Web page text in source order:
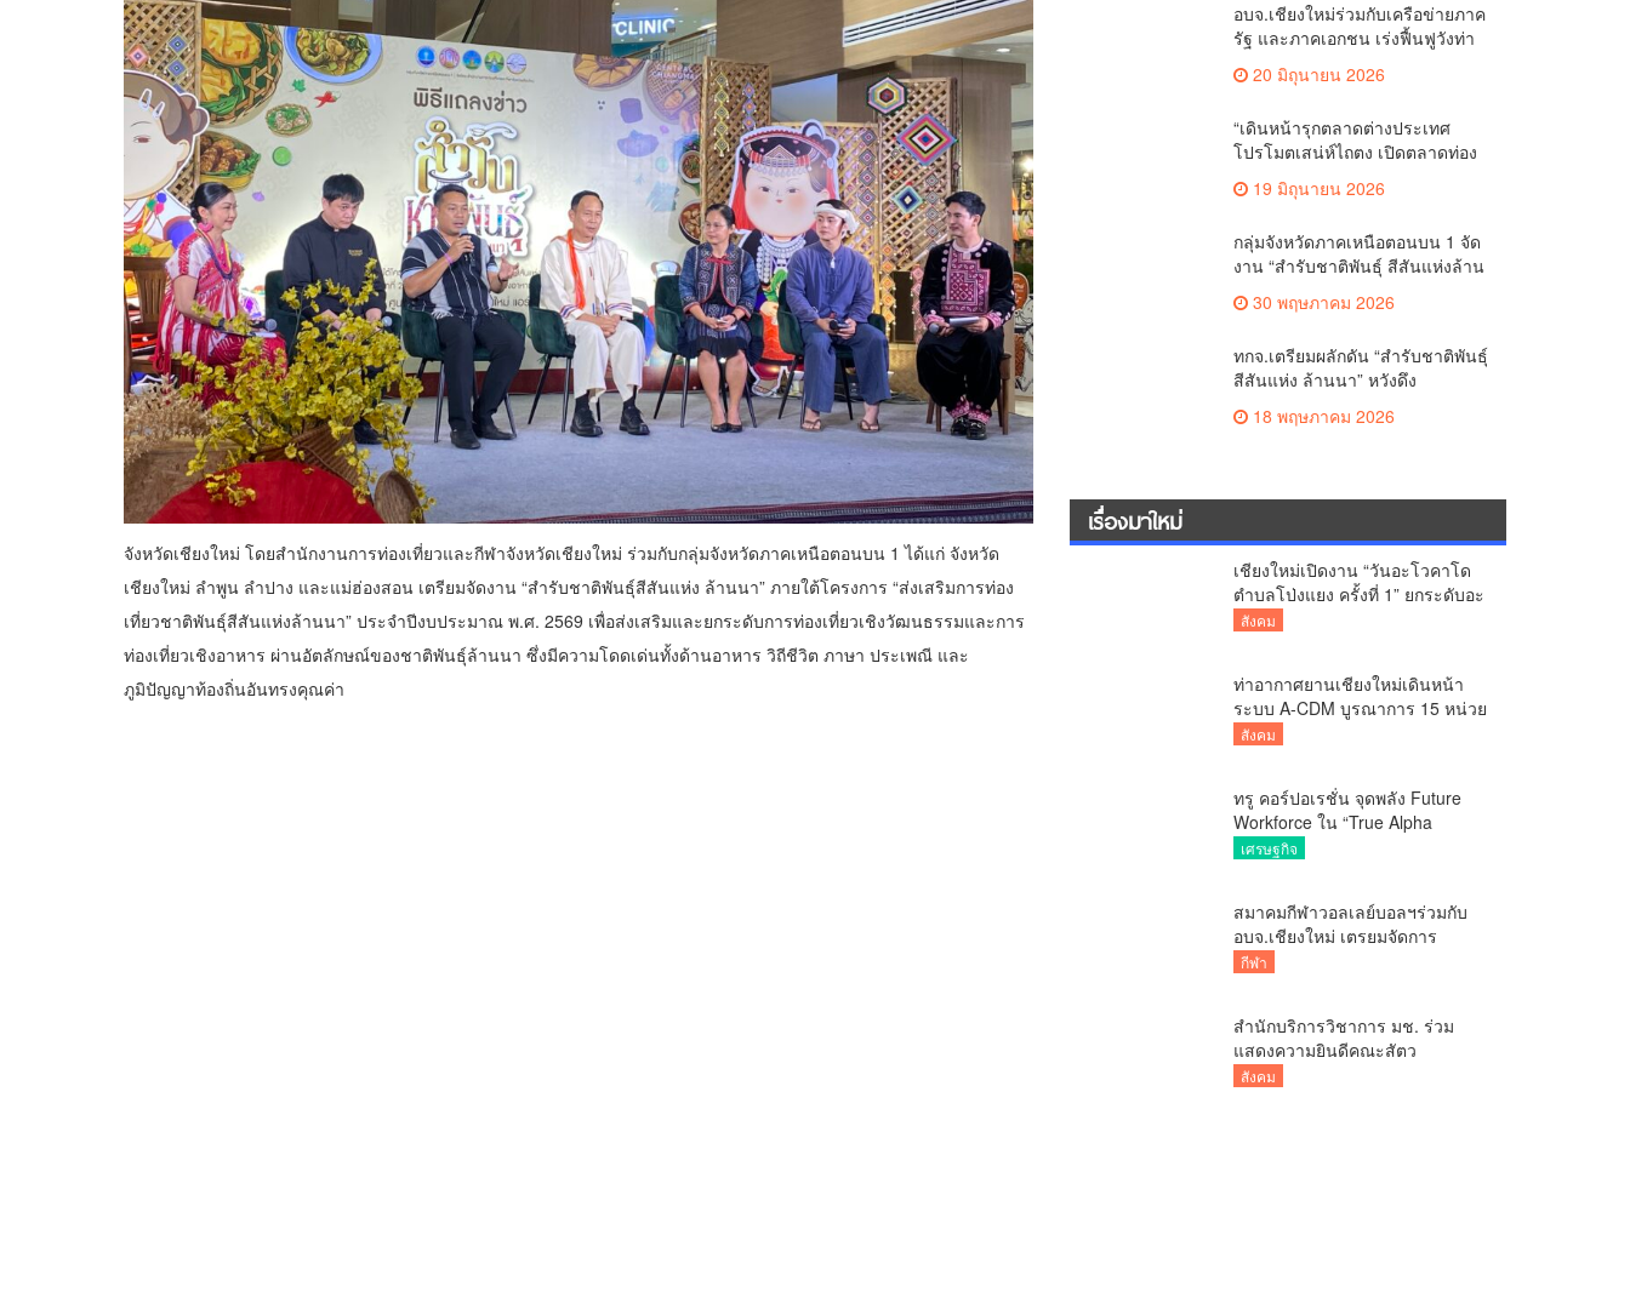
จังหวัดเชียงใหม่ โดยสำนักงานการท่องเที่ยวและกีฬาจังหวัดเชียงใหม่ ร่วมกับกลุ่มจังหวัดภาคเหนือตอนบน 1 ได้แก่ จังหวัด
เชียงใหม่ ลำพูน ลำปาง และแม่ฮ่องสอน เตรียมจัดงาน “สำรับชาติพันธุ์สีสันแห่ง ล้านนา” ภายใต้โครงการ “ส่งเสริมการท่อง
เที่ยวชาติพันธุ์สีสันแห่งล้านนา” ประจำปีงบประมาณ พ.ศ. 2569 เพื่อส่งเสริมและยกระดับการท่องเที่ยวเชิงวัฒนธรรมและการ
ท่องเที่ยวเชิงอาหาร ผ่านอัตลักษณ์ของชาติพันธุ์ล้านนา ซึ่งมีความโดดเด่นทั้งด้านอาหาร วิถีชีวิต ภาษา ประเพณี และ
ภูมิปัญญาท้องถิ่นอันทรงคุณค่า
อบจ.เชียงใหม่ร่วมกับเครือข่ายภาค
รัฐ และภาคเอกชน เร่งฟื้นฟูวังท่า
เจดีย์กิ่ว 112 ปี ให้เป็นแหล่งท่อง
เที่ยวเชิงประวัติศาสตร์
20 มิถุนายน 2026
“เดินหน้ารุกตลาดต่างประเทศ
โปรโมตเสน่ห์ไถตง เปิดตลาดท่อง
เที่ยวไทย ชวนคนเชียงใหม่ เที่ยว
ไต้หวันตะวันออก”
19 มิถุนายน 2026
กลุ่มจังหวัดภาคเหนือตอนบน 1 จัด
งาน “สำรับชาติพันธุ์ สีสันแห่งล้าน
นา” ชูอัตลักษณ์อาหารพื้นถิ่น
สืบสานวัฒนธรรม 7 ชาติพันธุ์ล้าน
30 พฤษภาคม 2026
ทกจ.เตรียมผลักดัน “สำรับชาติพันธุ์
สีสันแห่ง ล้านนา” หวังดึง
นทท.สัมผัสด้านอาหาร วิถีชีวิต
ภาษา ประเพณี และภูมิปัญญาท้อง
18 พฤษภาคม 2026
เรื่องมาใหม่
เชียงใหม่เปิดงาน “วันอะโวคาโด
ตำบลโป่งแยง ครั้งที่ 1” ยกระดับอะ
โวคาโดคุณภาพ สู่ผลไม้เศรษฐกิจ
สังคม
ท่าอากาศยานเชียงใหม่เดินหน้า
ระบบ A-CDM บูรณาการ 15 หน่วย
งาน ยกระดับการบริหารเที่ยวบิน
สังคม
ทรู คอร์ปอเรชั่น จุดพลัง Future
Workforce ใน “True Alpha
Internship 2026” พลิกโจทย์ธุรกิจ
เศรษฐกิจ
สมาคมกีฬาวอลเลย์บอลฯร่วมกับ
อบจ.เชียงใหม่ เตรยมจัดการ
แข่งขันวอลเลย์บอลหญิง BYD DMI
กีฬา
สำนักบริการวิชาการ มช. ร่วม
แสดงความยินดีคณะสัตว
แพทยศาสตร์ มช. ในโอกาสครบ
สังคม